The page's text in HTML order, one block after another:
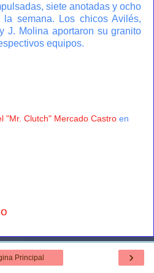
siete anotadas y ocho
la semana. Los chicos Avilés,
J. Molina aportaron su granito
equipos.
"Mr. Clutch" Mercado Castro en
›
Principal